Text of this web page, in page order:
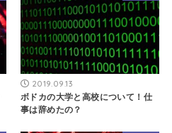
2019.09.13
ボドカの大学と高校について！仕
事は辞めたの？